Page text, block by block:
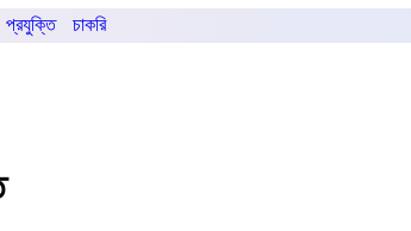
প্রযুক্তি চাকরি